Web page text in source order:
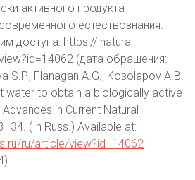
активного продукта
естествознания.
доступа: https:// natural-
(дата обращения:
S.P., Flanagan A.G., Kosolapov A.B.
water to obtain a biologically active
in Current Natural
(In Russ.) Available at:
ru/article/view?id=14062